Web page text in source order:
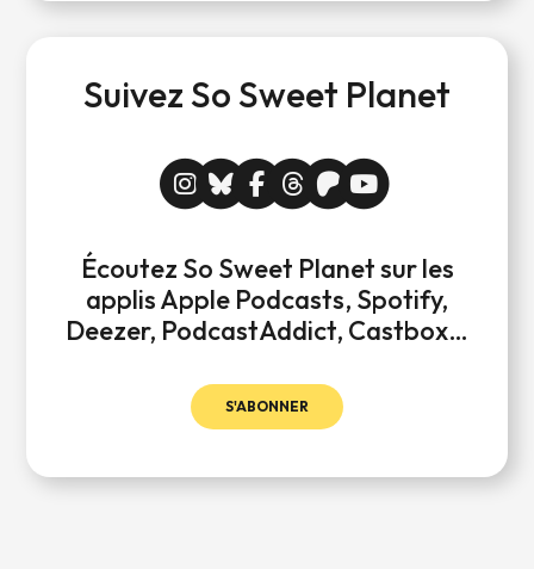
Suivez So Sweet Planet
Écoutez So Sweet Planet sur les
applis Apple Podcasts, Spotify,
Deezer, PodcastAddict, Castbox…
S'ABONNER